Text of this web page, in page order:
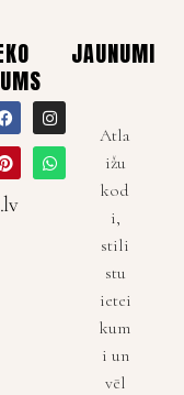
JAUNUMI
Atla
ižu
kod
i,
stili
stu
ietei
kum
i un
vēl